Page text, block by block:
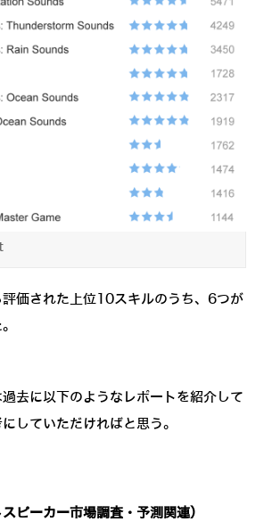
価された上位10スキルのうち、6つが
去に以下のようなレポートを紹介して
していただければと思う。
ピーカー市場調査・予測関連）